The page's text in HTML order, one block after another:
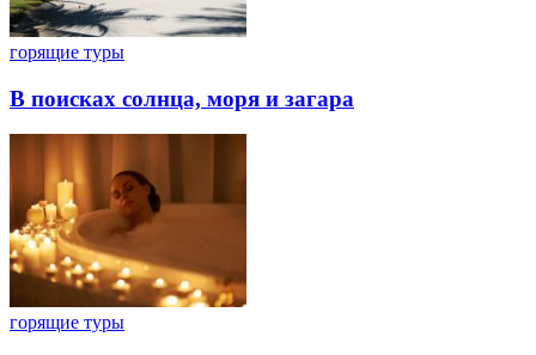
горящие туры
В поисках солнца, моря и загара
горящие туры